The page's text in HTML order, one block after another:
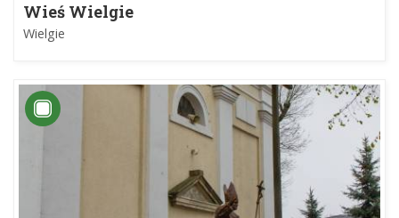
Wieś Wielgie
Wielgie